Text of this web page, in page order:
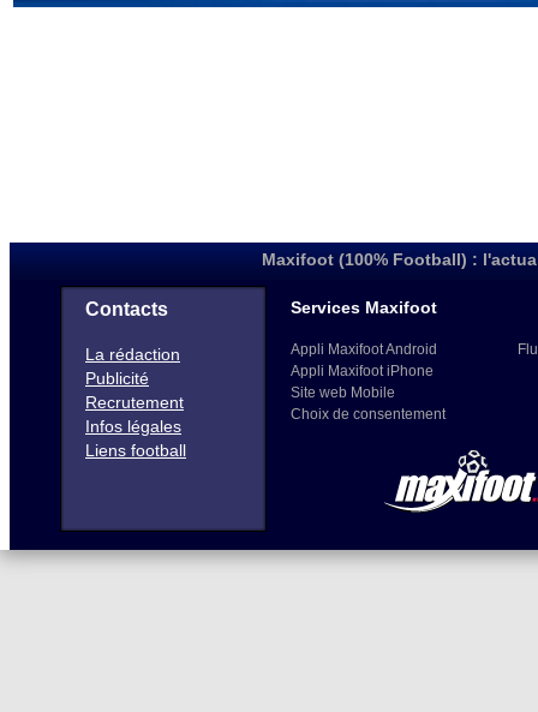
Maxifoot (100% Football) :
Contacts
La rédaction
Publicité
Recrutement
Infos légales
Liens football
Services Maxifoot
Appli Maxifoot Android
Appli Maxifoot iPhone
Site web Mobile
Choix de consentement